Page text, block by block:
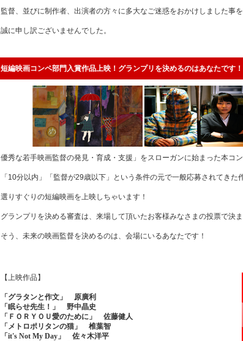
監督、並びに制作者、出演者の方々に多大なご迷惑をおかけしました事
誠に申し訳ございませんでした。
短編映画コンペ部門入賞作品上映！グランプリを決めるのはあなたです！
優秀な若手映画監督の発見・育成・支援」をスローガンに始まった本コ
「10分以内」「監督が29歳以下」という条件の元で一般応募されてきた
選りすぐりの短編映画を上映しちゃいます！
グランプリを決める審査は、来場して頂いたお客様みなさまの投票で決
そう、未来の映画監督を決めるのは、会場にいるあなたです！
【上映作品】
「グラタンと作文」 原廣利
「眠らせ先生！」 野中晶史
「ＦＯＲＹＯＵ愛のために」 佐藤健人
「メトロポリタンの猫」 椎葉智
「it's Not My Day」 佐々木洋平